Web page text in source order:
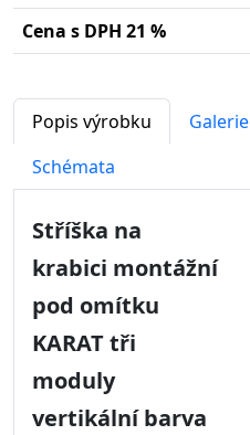
Cena s DPH 21 %
Popis výrobku Galerie
Schémata
Stříška na
krabici montážní
pod omítku
KARAT tři
moduly
vertikální barva